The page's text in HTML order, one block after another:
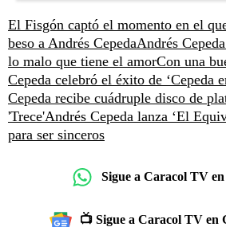
El Fisgón captó el momento en el
beso a Andrés CepedaAndrés
lo malo que tiene el amorCon una
Cepeda celebró el éxito de ‘Cepeda
Cepeda recibe cuádruple disco de
'Trece'Andrés Cepeda lanza ‘El
para ser sinceros
Sigue a Caracol TV
📺 Sigue a Caracol TV en